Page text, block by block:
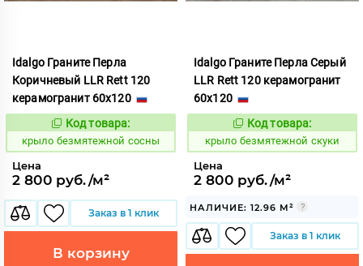
Idalgo Граните Перла
Коричневый LLR Rett 120
керамогранит 60x120
828722
Код товара:
крыло безмятежной сосны
Цена
2 800 руб./м²
Заказ в 1 клик
В корзину
Idalgo Граните Перла Серый
LLR Rett 120 керамогранит
60x120
828719
Код товара:
крыло безмятежной скуки
Цена
2 800 руб./м²
НАЛИЧИЕ: 12.96 М²
Заказ в 1 клик